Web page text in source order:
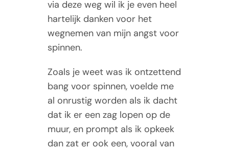
via deze weg wil ik je even heel
hartelijk danken voor het
wegnemen van mijn angst voor
spinnen.
Zoals je weet was ik ontzettend
bang voor spinnen, voelde me
al onrustig worden als ik dacht
dat ik er een zag lopen op de
muur, en prompt als ik opkeek
dan zat er ook een, vooral van